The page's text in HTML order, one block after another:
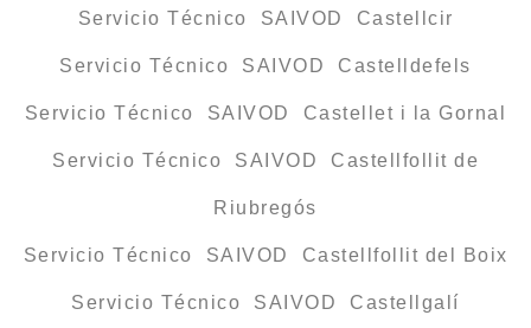
Servicio Técnico SAIVOD Castellcir
Servicio Técnico SAIVOD Castelldefels
Servicio Técnico SAIVOD Castellet i la Gornal
Servicio Técnico SAIVOD Castellfollit de
Riubregós
Servicio Técnico SAIVOD Castellfollit del Boix
Servicio Técnico SAIVOD Castellgalí